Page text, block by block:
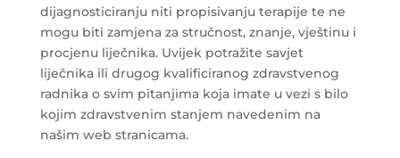
dijagnosticiranju niti propisivanju terapije te ne
mogu biti zamjena za stručnost, znanje, vještinu i
procjenu liječnika. Uvijek potražite savjet
liječnika ili drugog kvalificiranog zdravstvenog
radnika o svim pitanjima koja imate u vezi s bilo
kojim zdravstvenim stanjem navedenim na
našim web stranicama.